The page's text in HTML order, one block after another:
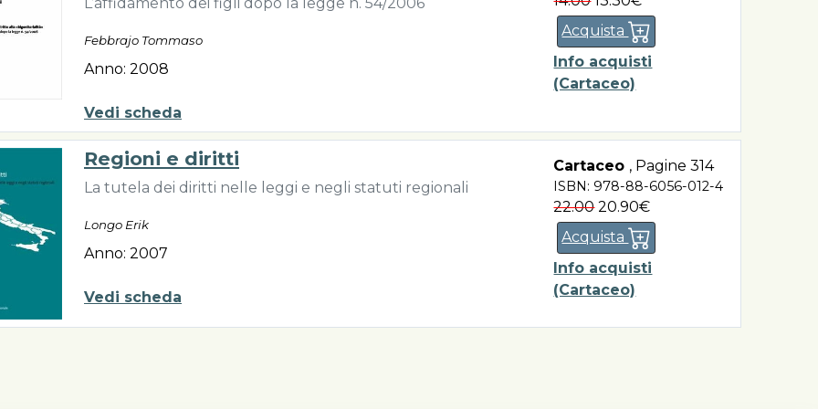
Febbrajo Tommaso
Anno: 2008
Vedi scheda
Acquista
Info acquisti
(Cartaceo)
Regioni e diritti
La tutela dei diritti nelle leggi e negli statuti regionali
Longo Erik
Anno: 2007
Vedi scheda
Cartaceo , Pagine 314
ISBN: 978-88-6056-012-4
22.0020.90€
Acquista
Info acquisti
(Cartaceo)